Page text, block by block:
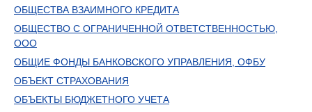
ОБЩЕСТВА ВЗАИМНОГО КРЕДИТА
ОБЩЕСТВО С ОГРАНИЧЕННОЙ ОТВЕТСТВЕННОСТЬЮ,
ООО
ОБЩИЕ ФОНДЫ БАНКОВСКОГО УПРАВЛЕНИЯ, ОФБУ
ОБЪЕКТ СТРАХОВАНИЯ
ОБЪЕКТЫ БЮДЖЕТНОГО УЧЕТА